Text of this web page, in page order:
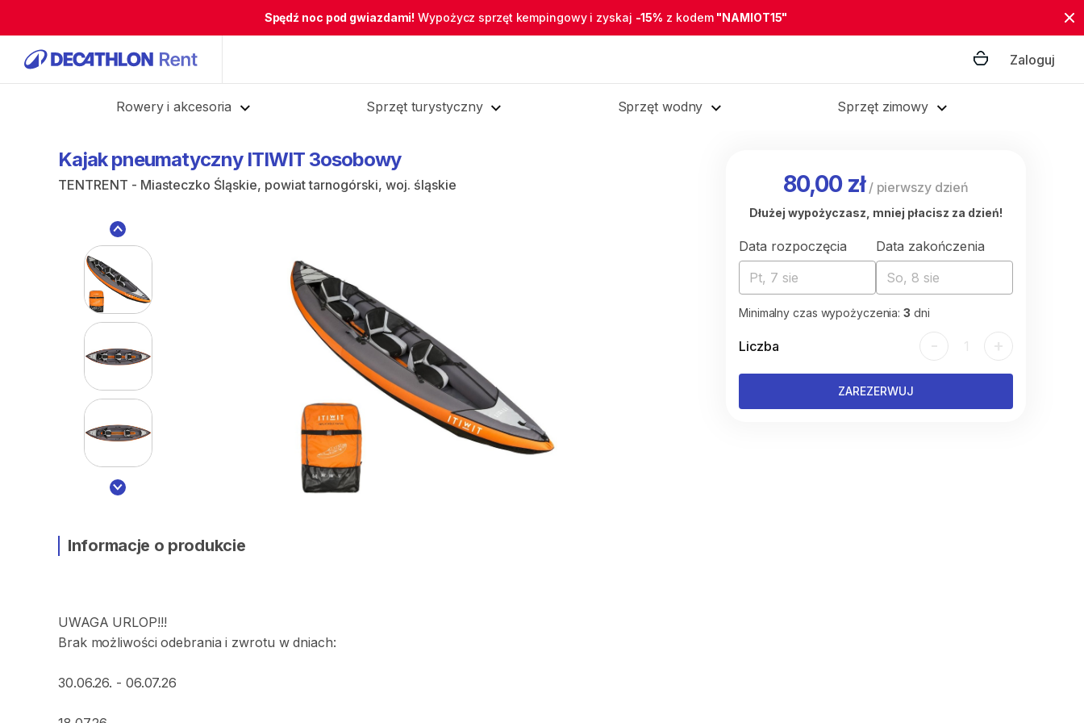
Spędź noc pod gwiazdami! Wypożycz sprzęt kempingowy i zyskaj -15% z kodem "NAMIOT15"
Zaloguj
Rowery i akcesoria Sprzęt turystyczny Sprzęt wodny Sprzęt zimowy
Kajak pneumatyczny ITIWIT 3osobowy
TENTRENT - Miasteczko Śląskie, powiat tarnogórski, woj. śląskie
Informacje o produkcie
UWAGA URLOP!!!
Brak możliwości odebrania i zwrotu w dniach:
30.06.26. - 06.07.26
80,00 zł/ pierwszy dzień
Dłużej wypożyczasz, mniej płacisz za dzień!
Data rozpoczęcia
Pt, 7 sie
Data zakończenia
So, 8 sie
Minimalny czas wypożyczenia: 3 dni
Liczba - 1 +
ZAREZERWUJ